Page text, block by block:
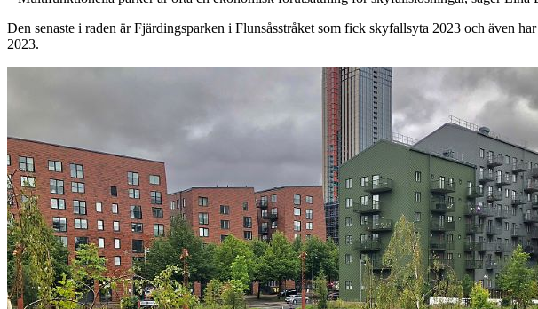
Den senaste i raden är Fjärdingsparken i Flunsåsstråket som fick skyfallsyta 2023 och även
2023.